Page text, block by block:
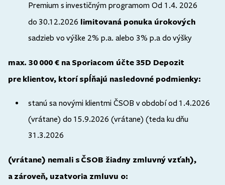
Premium s investičným programom Od 1.4. 2026
do 30.12.2026 limitovaná ponuka úrokových
sadzieb vo výške 2% p.a. alebo 3% p.a do výšky
max. 30 000 € na Sporiacom účte 35D Depozit
pre klientov, ktorí spĺňajú nasledovné podmienky:
stanú sa novými klientmi ČSOB v období od 1.4.2026
(vrátane) do 15.9.2026 (vrátane) (teda ku dňu
31.3.2026
(vrátane) nemali s ČSOB žiadny zmluvný vzťah),
a zároveň, uzatvoria zmluvu o: